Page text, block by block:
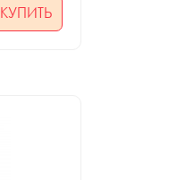
КУПИТЬ